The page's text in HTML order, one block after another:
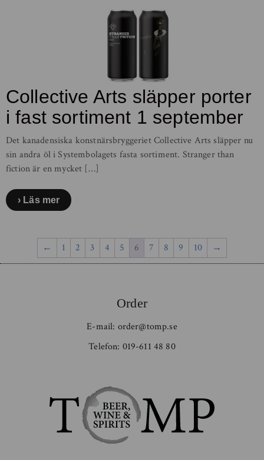
Collective Arts släpper porter
i fast sortiment 1 september
Det kanadensiska konstnärsbryggeriet Collective Arts släpper nu
sin andra öl i Systembolagets fasta sortiment. Stranger than
fiction är en mycket […]
Läs mer
← 1 2 3 4 5 6 7 8 9 10 →
Order
E-mail: order@tomp.se
Telefon: 019-611 48 80